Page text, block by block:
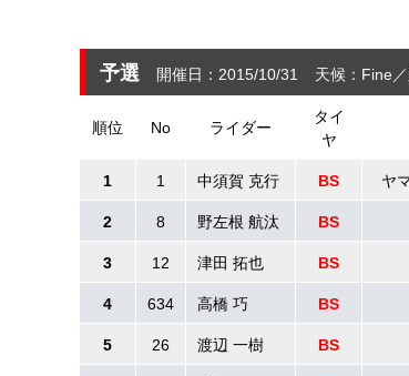
予選 開催日：2015/10/31 天候：Fine
順位 No ライダー
タイ
ヤ
1 1 中須賀 克行 BS ヤ
2 8 野左根 航汰 BS
3 12 津田 拓也 BS
4 634 高橋 巧 BS
5 26 渡辺 一樹 BS